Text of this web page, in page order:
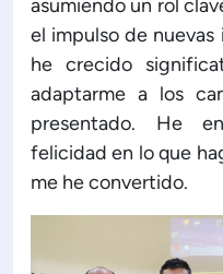
asumiendo un rol
el impulso de nuevas
he crecido
adaptarme a los
presentado. He
felicidad en lo que
me he convertido.